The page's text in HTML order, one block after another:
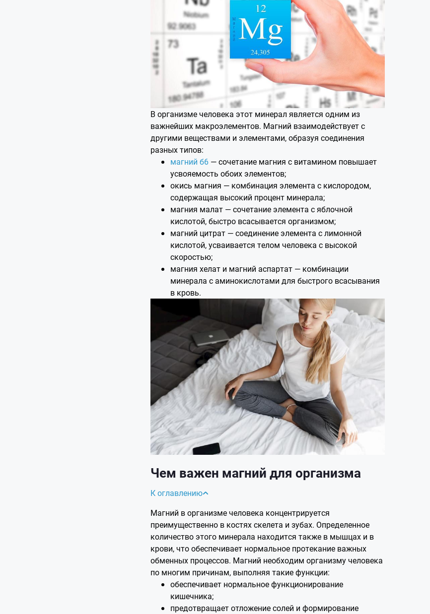
В организме человека этот минерал является одним из
важнейших макроэлементов. Магний взаимодействует с
другими веществами и элементами, образуя соединения
разных типов:
магний б6 — сочетание магния с витамином повышает
усвояемость обоих элементов;
окись магния — комбинация элемента с кислородом,
содержащая высокий процент минерала;
магния малат — сочетание элемента с яблочной
кислотой, быстро всасывается организмом;
магний цитрат — соединение элемента с лимонной
кислотой, усваивается телом человека с высокой
скоростью;
магния хелат и магний аспартат — комбинации
минерала с аминокислотами для быстрого всасывания
в кровь.
Чем важен магний для организма
К оглавлению
Магний в организме человека концентрируется
преимущественно в костях скелета и зубах. Определенное
количество этого минерала находится также в мышцах и в
крови, что обеспечивает нормальное протекание важных
обменных процессов. Магний необходим организму человека
по многим причинам, выполняя такие функции:
обеспечивает нормальное функционирование
кишечника;
предотвращает отложение солей и формирование